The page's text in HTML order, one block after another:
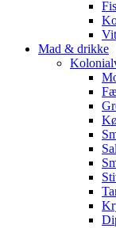
Mad & drikke